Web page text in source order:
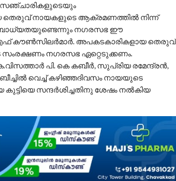
തെരുവ് നായകളുടെ ആക്രമണത്തിൽ നിന്ന്
നഗരസഭ ഈ
കൗൺസിലർമാർ. അപകടകാരികളായ തെരുവ്
സംരക്ഷണം നഗരസഭ ഏറ്റെടുക്കണം.
പി. കെ കബീർ, സുപ്രിയ രമേന്ദ്രൻ,
വെച്ച് കഴിഞ്ഞദിവസം നായയുടെ
സന്ദർശിച്ചതിനു ശേഷം നൽകിയ